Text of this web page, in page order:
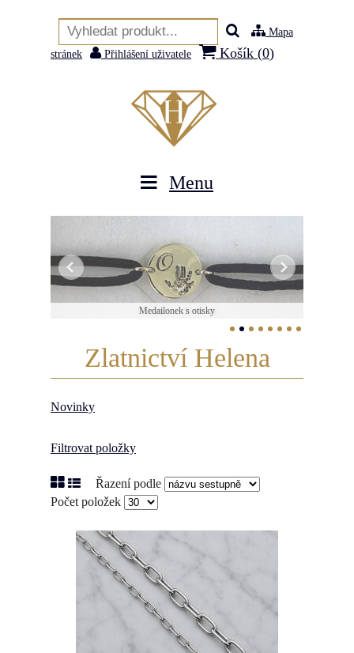
Mapa
stránek
Přihlášení uživatele Košík (0)
Menu
Medailonek s otisky
Zlatnictví Helena
Novinky
Filtrovat položky
Řazení podle
Počet položek